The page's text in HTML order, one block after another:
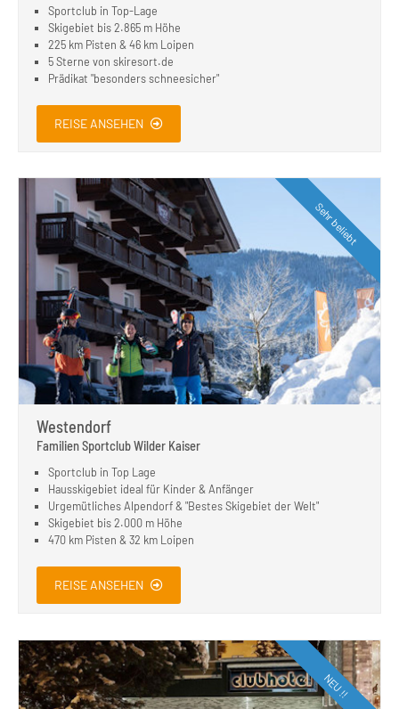
Sportclub in Top-Lage
Skigebiet bis 2.865 m Höhe
225 km Pisten & 46 km Loipen
5 Sterne von skiresort.de
Prädikat "besonders schneesicher"
REISE ANSEHEN
Sehr beliebt
Westendorf
Familien Sportclub Wilder Kaiser
Sportclub in Top Lage
Hausskigebiet ideal für Kinder & Anfänger
Urgemütliches Alpendorf & "Bestes Skigebiet der Welt"
Skigebiet bis 2.000 m Höhe
470 km Pisten & 32 km Loipen
REISE ANSEHEN
NEU !!